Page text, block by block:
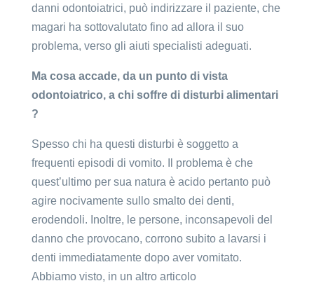
danni odontoiatrici, può indirizzare il paziente, che
magari ha sottovalutato fino ad allora il suo
problema, verso gli aiuti specialisti adeguati.
Ma cosa accade, da un punto di vista
odontoiatrico, a chi soffre di disturbi alimentari
?
Spesso chi ha questi disturbi è soggetto a
frequenti episodi di vomito. Il problema è che
quest’ultimo per sua natura è acido pertanto può
agire nocivamente sullo smalto dei denti,
erodendoli. Inoltre, le persone, inconsapevoli del
danno che provocano, corrono subito a lavarsi i
denti immediatamente dopo aver vomitato.
Abbiamo visto, in un altro articolo